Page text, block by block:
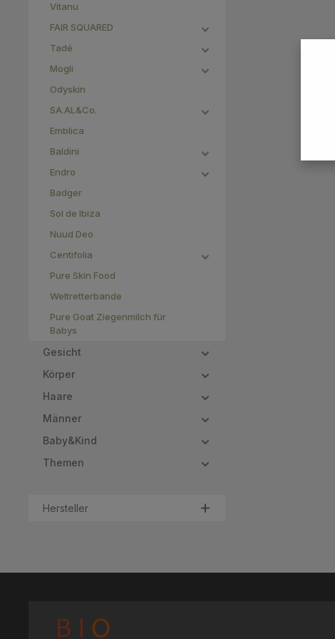
Vitanu
FAIR SQUARED
Tadé
Mogli
Odyskin
SA.AL&Co.
Emblica
Baldini
Endro
Badger
Sol de Ibiza
Nuud Deo
Centifolia
Pure Skin Food
Weltretterbande
Pure Goat Ziegenmilch für
Babys
Gesicht
Körper
Haare
Männer
Baby&Kind
Themen
Hersteller